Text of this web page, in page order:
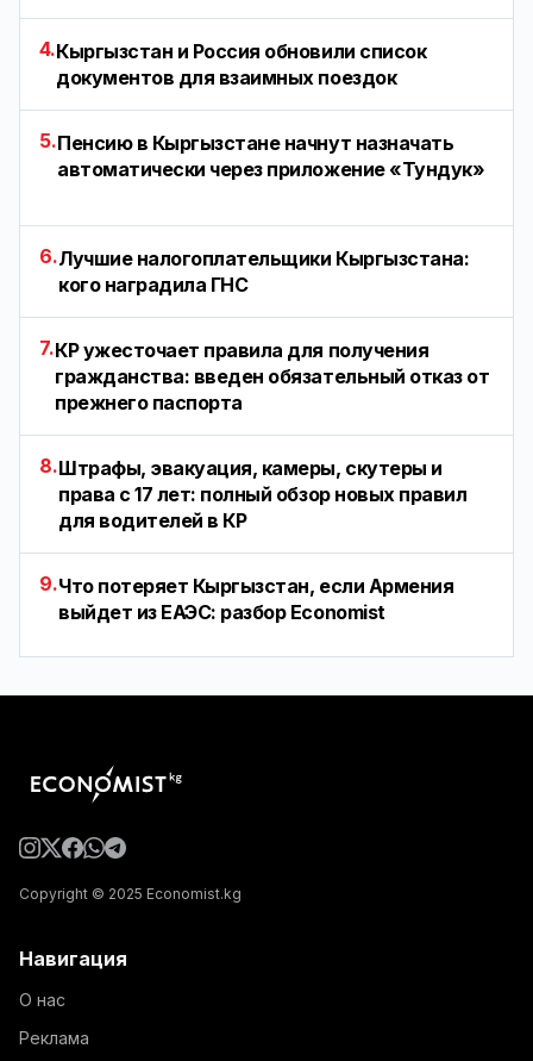
4.Кыргызстан и Россия обновили список
документов для взаимных поездок
5.Пенсию в Кыргызстане начнут назначать
автоматически через приложение «Тундук»
6.Лучшие налогоплательщики Кыргызстана:
кого наградила ГНС
7.КР ужесточает правила для получения
гражданства: введен обязательный отказ от
прежнего паспорта
8.Штрафы, эвакуация, камеры, скутеры и
права с 17 лет: полный обзор новых правил
для водителей в КР
9.Что потеряет Кыргызстан, если Армения
выйдет из ЕАЭС: разбор Economist
Copyright © 2025 Economist.kg
Навигация
О нас
Реклама